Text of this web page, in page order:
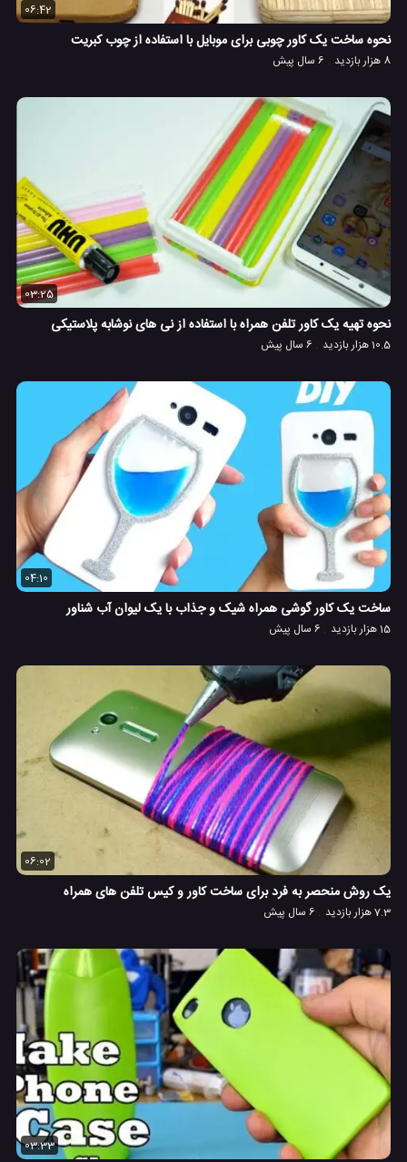
06:42
نحوه ساخت یک کاور چوبی برای موبایل با استفاده از چوب کبریت
8 هزار بازدید 6 سال پیش
03:25
نحوه تهیه یک کاور تلفن همراه با استفاده از نی های نوشابه پلاستیکی
10.5 هزار بازدید 6 سال پیش
04:10
ساخت یک کاور گوشی همراه شیک و جذاب با یک لیوان آب شناور
15 هزار بازدید 6 سال پیش
06:02
یک روش منحصر به فرد برای ساخت کاور و کیس تلفن های همراه
7.3 هزار بازدید 6 سال پیش
03:33